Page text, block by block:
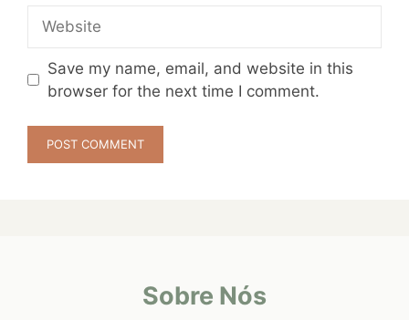
Save my name, email, and website in this
browser for the next time I comment.
Sobre Nós